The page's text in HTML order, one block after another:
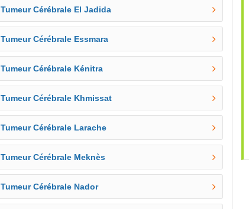
Tumeur Cérébrale El Jadida
Tumeur Cérébrale Essmara
Tumeur Cérébrale Kénitra
Tumeur Cérébrale Khmissat
Tumeur Cérébrale Larache
Tumeur Cérébrale Meknès
Tumeur Cérébrale Nador